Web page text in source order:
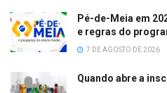
Pé-de-Meia em
e regras do
7 DE AGOSTO DE 2026
Quando abre a